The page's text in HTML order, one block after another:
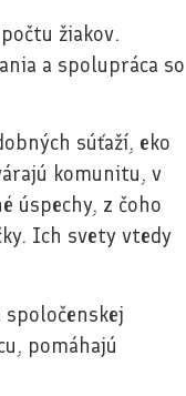
žiakov.
a spolupráca so
súťaží, eko
komunitu, v
úspechy, z čoho
Ich svety vtedy
pomáhajú